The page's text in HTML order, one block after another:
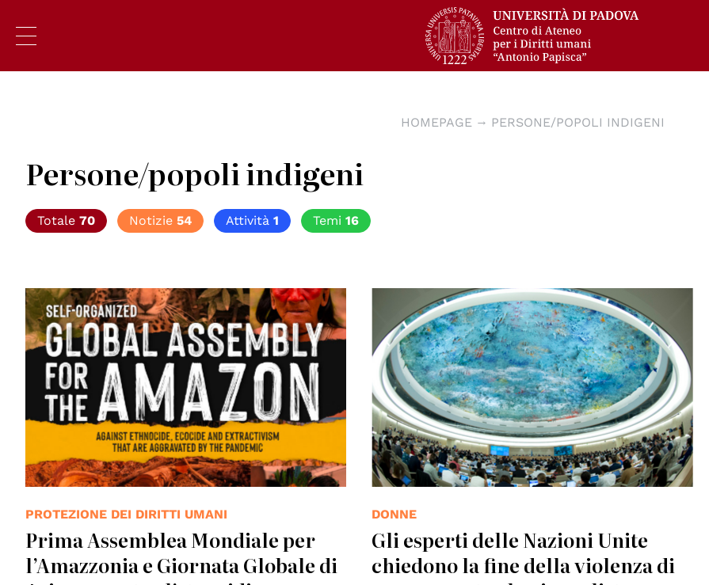
HOMEPAGE PERSONE/POPOLI INDIGENI
Persone/popoli indigeni
Totale 70 Notizie 54 Attività 1 Temi 16
© Assemblea Mondiale per l'Amazzonia
PROTEZIONE DEI DIRITTI UMANI
Prima Assemblea Mondiale per
l’Amazzonia e Giornata Globale di
© UNPhoto
DONNE
Gli esperti delle Nazioni Unite
chiedono la fine della violenza di